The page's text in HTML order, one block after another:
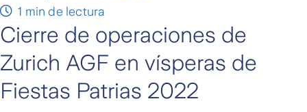
1 min de lectura
Cierre de operaciones de
Zurich AGF en vísperas de
Fiestas Patrias 2022